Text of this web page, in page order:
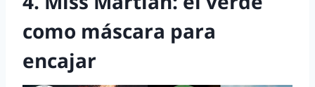
como máscara para
encajar